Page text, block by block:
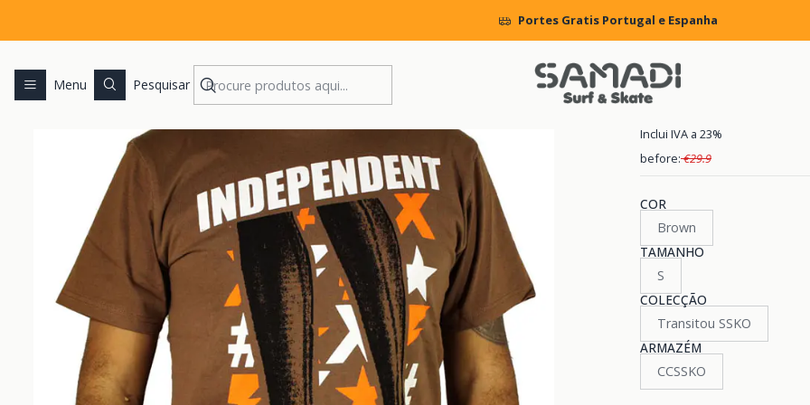
Menu Pesquisar
Portes Gratis Portugal e Espanha
CLOTHING T.Shirts T-Shirt Independent Legs (Slim
|
T-Shirt
Inclui IVA a 23%
before:€29.9
COR
Brown
TAMANHO
S
COLECÇÃO
Transitou SSKO
ARMAZÉM
CCSSKO